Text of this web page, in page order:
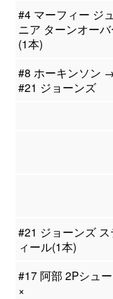
#4 マーフィー ジュ
ニア ターンオー
(1本)
#8 ホーキンソン →
#21 ジョーンズ
#21 ジョーンズ ス
ィール(1本)
#17 阿部 2Pシュー
×